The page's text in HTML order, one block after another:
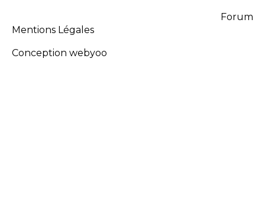
Forum
Mentions Légales
Conception webyoo